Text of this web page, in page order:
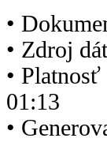
•
• Zdroj
•
01:13
•